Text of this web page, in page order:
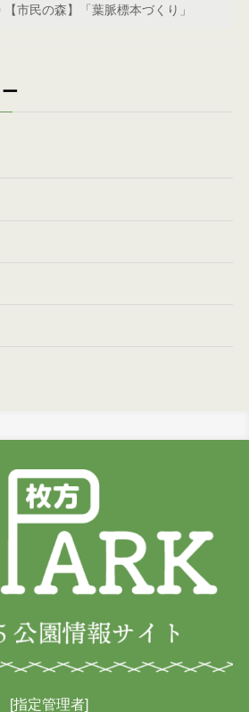
【市民の森】「葉脈標本づくり」
[指定管理者]